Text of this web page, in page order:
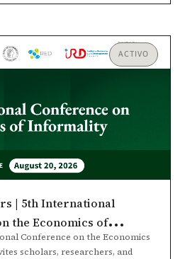
la Facultad y la Universidad.
comunes y dar vida a nuevas
de egresados.
ACTIVO
| 5th International
the Economics of
Conference on the Economics
scholars, researchers, and